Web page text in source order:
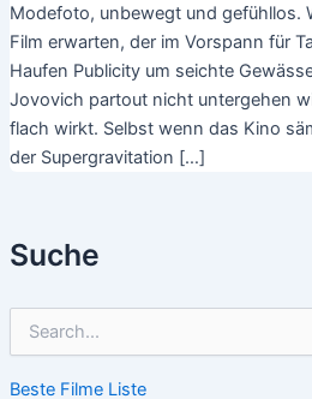
Suche
h
Beste Filme Liste
Modefoto, unbewegt und gefühllos.
Film erwarten, der im Vorspann für
Haufen Publicity um seichte
Jovovich partout nicht untergehen
flach wirkt. Selbst wenn das Kino
der Supergravitation […]